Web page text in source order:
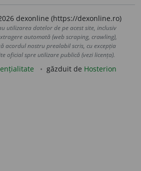
dexonline (https://dexonline.ro)
utilizarea datelor de pe acest site, inclusiv
automată (web scraping, crawling),
acordul nostru prealabil scris, cu excepția
oficial spre utilizare publică (vezi licența).
găzduit de Hosterion